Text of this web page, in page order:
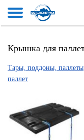
Крышка для
Тары, поддоны, паллеты
паллет